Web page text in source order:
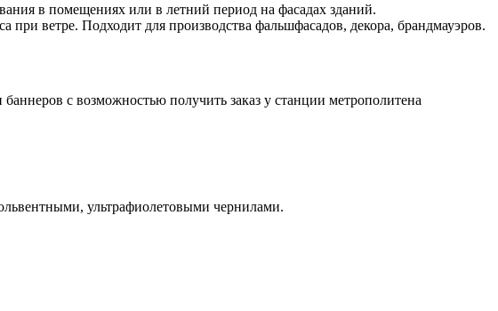
в помещениях или в летний период на фасадах зданий.
при ветре. Подходит для производства фальшфасадов, декора, брандмауэров.
с возможностью получить заказ у станции метрополитена
ультрафиолетовыми чернилами.